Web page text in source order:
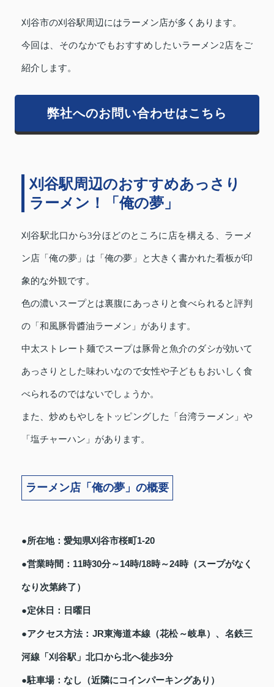
刈谷市の刈谷駅周辺にはラーメン店が多くあります。
今回は、そのなかでもおすすめしたいラーメン2店をご
紹介します。
弊社へのお問い合わせはこちら
刈谷駅周辺のおすすめあっさり
ラーメン！「俺の夢」
刈谷駅北口から3分ほどのところに店を構える、ラーメ
ン店「俺の夢」は「俺の夢」と大きく書かれた看板が印
象的な外観です。
色の濃いスープとは裏腹にあっさりと食べられると評判
の「和風豚骨醬油ラーメン」があります。
中太ストレート麺でスープは豚骨と魚介のダシが効いて
あっさりとした味わいなので女性や子どももおいしく食
べられるのではないでしょうか。
また、炒めもやしをトッピングした「台湾ラーメン」や
「塩チャーハン」があります。
ラーメン店「俺の夢」の概要
●所在地：愛知県刈谷市桜町1-20
●営業時間：11時30分～14時/18時～24時（スープがなく
なり次第終了）
●定休日：日曜日
●アクセス方法：JR東海道本線（花松～岐阜）、名鉄三
河線「刈谷駅」北口から北へ徒歩3分
●駐車場：なし（近隣にコインパーキングあり）